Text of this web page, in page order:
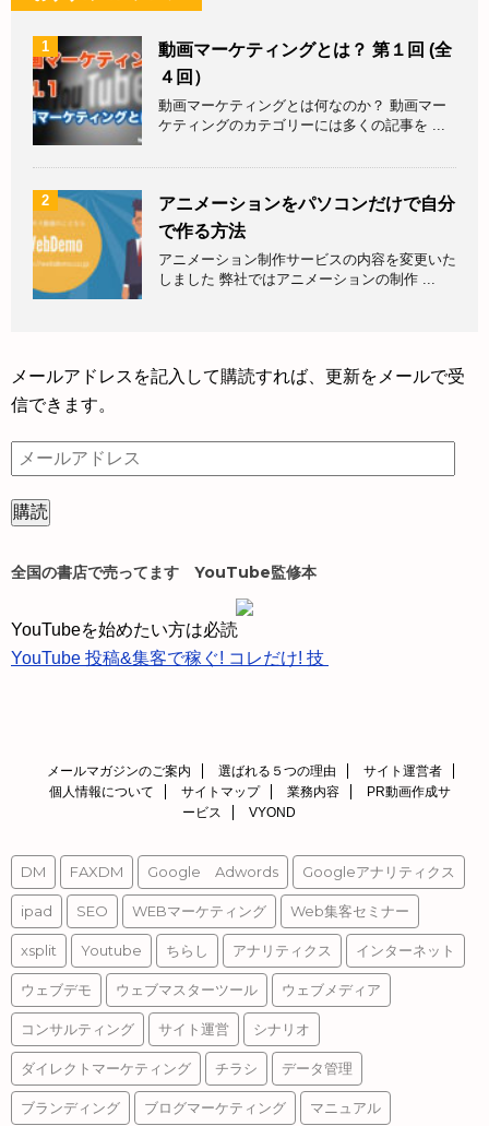
1
動画マーケティングとは？ 第１回 (全
４回）
動画マーケティングとは何なのか？ 動画マー
ケティングのカテゴリーには多くの記事を ...
2
アニメーションをパソコンだけで自分
で作る方法
アニメーション制作サービスの内容を変更いた
しました 弊社ではアニメーションの制作 ...
メールアドレスを記入して購読すれば、更新をメールで受
信できます。
メ
ル
ド
ス
全国の書店で売ってます YouTube監修本
YouTubeを始めたい方は必読
YouTube 投稿&集客で稼ぐ! コレだけ! 技
メールマガジンのご案内 選ばれる５つの理由
サイト運営者
個人情報について
サイトマップ 業務内容
PR動画作成サ
ービス
VYOND
DM FAXDM Google Adwords Googleアナリティクス
ipad SEO WEBマーケティング Web集客セミナー
xsplit Youtube ちらし アナリティクス インターネット
ウェブデモ ウェブマスターツール ウェブメディア
コンサルティング サイト運営 シナリオ
ダイレクトマーケティング チラシ データ管理
ブランディング ブログマーケティング マニュアル